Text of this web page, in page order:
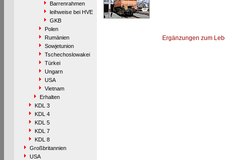
Barrenrahmen
leihweise bei HVE
GKB
Polen
Rumänien
Sowjetunion
Tschechoslowakei
Türkei
Ungarn
USA
Vietnam
Erhalten
KDL 3
KDL 4
KDL 5
KDL 7
KDL 8
Großbritannien
USA
Ergänzungen zum